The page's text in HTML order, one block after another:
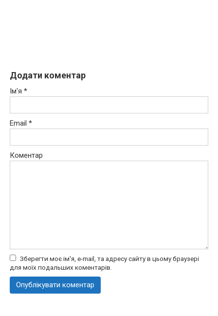
Додати коментар
Ім'я *
Email *
Коментар
Зберегти моє ім'я, e-mail, та адресу сайту в цьому браузері
для моїх подальших коментарів.